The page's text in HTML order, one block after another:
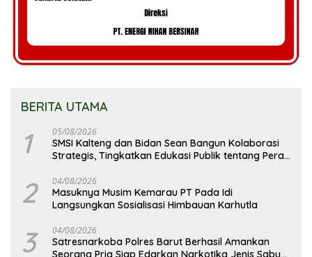
BERITA UTAMA
1 05/08/2026
SMSI Kalteng dan Bidan Sean Bangun Kolaborasi
Strategis, Tingkatkan Edukasi Publik tentang Peran
2 04/08/2026
Masuknya Musim Kemarau PT Pada Idi
Langsungkan Sosialisasi Himbauan Karhutla
3 04/08/2026
Satresnarkoba Polres Barut Berhasil Amankan
Seorang Pria Siap Edarkan Narkotika Jenis Sabu